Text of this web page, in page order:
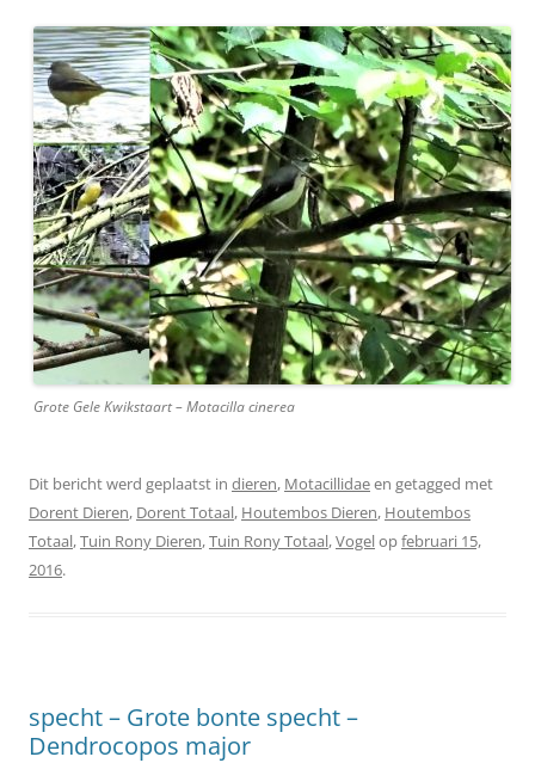
Grote Gele Kwikstaart – Motacilla cinerea
Dit bericht werd geplaatst in dieren, Motacillidaeen getagged met
Dorent Dieren, Dorent Totaal, Houtembos Dieren, Houtembos
Totaal,Tuin Rony Dieren,Tuin Rony Totaal,Vogelopfebruari 15,
2016.
specht – Grote bonte specht –
Dendrocopos major